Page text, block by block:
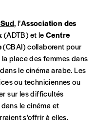
de
de
àPRIX LIBRE.
fixation du prix
service, qui
de payer le prix
, l’Association des
(ADTB) et leCentre
(CBAI) collaborent pour
la place des femmes dans
le cinéma arabe. Les
ou techniciennes ou
sur les difficultés
le cinéma et
s’offrir à elles.